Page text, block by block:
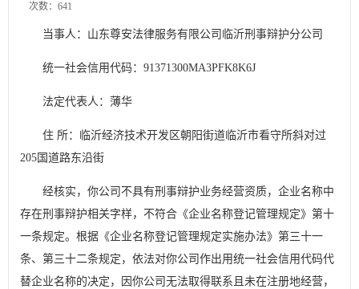
次数： 641
当事人：山东尊安法律服务有限公司临沂刑事辩护分公司
统一社会信用代码：91371300MA3PFK8K6J
法定代表人：薄华
住 所：临沂经济技术开发区朝阳街道临沂市看守所斜对过
205国道路东沿街
经核实，你公司不具有刑事辩护业务经营资质，企业名称中
存在刑事辩护相关字样，不符合《企业名称登记管理规定》第十
一条规定。根据《企业名称登记管理规定实施办法》第三十一
条、第三十二条规定，依法对你公司作出用统一社会信用代码代
替企业名称的决定，因你公司无法取得联系且未在注册地经营，